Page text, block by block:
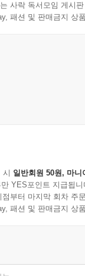
때 모든 시의 화
사락 독서모임 게시
패션 및 판매금지 상
시 일반회원 50원, 마니
YES포인트 지급됩니
부터 마지막 회차 주
패션 및 판매금지 상